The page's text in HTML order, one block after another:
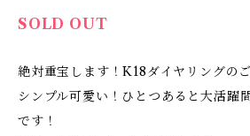
SOLD OUT
絶対重宝します！K18ダイヤリングのご
シンプル可愛い！ひとつあると大活躍
です！